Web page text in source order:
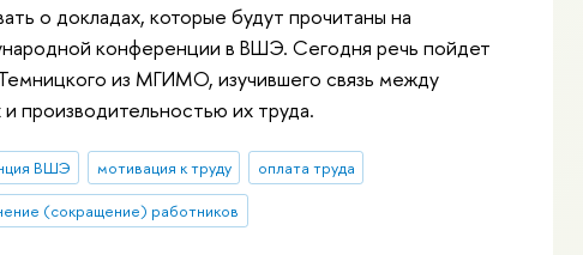
о докладах, которые будут прочитаны на
конференции в ВШЭ. Сегодня речь пойдет
из МГИМО, изучившего связь между
производительностью их труда.
ВШЭ мотивация к труду
оплата труда
(сокращение) работников